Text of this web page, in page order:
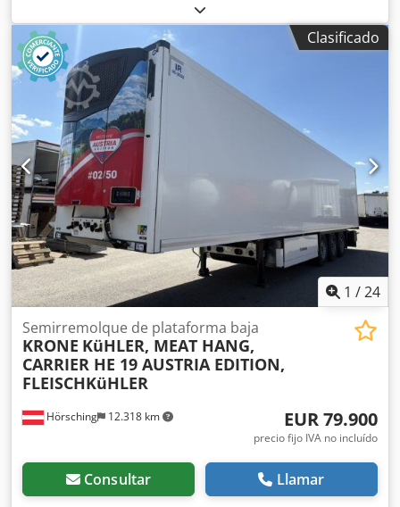
, combustible:
de almacenamiento para rampas de aluminio, precio por
compartimento, longitud aprox. 2,48 m, ancho aprox. 1 m,
altura aprox. 27 cm, -- errores tipográficos, omisiones y
modificaciones reservadas, imágenes a modo de ejemplo -
-, Más datos en: !, Más detalles en: ! Chjdpfx Aezn Nwrsg
Tea
Clasificado
1 /24
Hörsching 12.318 km
Semirremolque de plataforma baja
KRONE KüHLER, MEAT HANG,
CARRIER HE 19 AUSTRIA EDITION,
FLEISCHKüHLER
EUR 79.900
precio fijo IVA no incluído
Consultar Llamar